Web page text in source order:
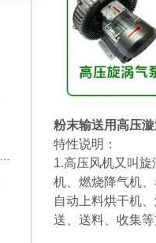
粉末输送用高压
特性说明：
1.高压风机又叫
机、燃烧降气机
自动上料烘干机
送、送料、收集